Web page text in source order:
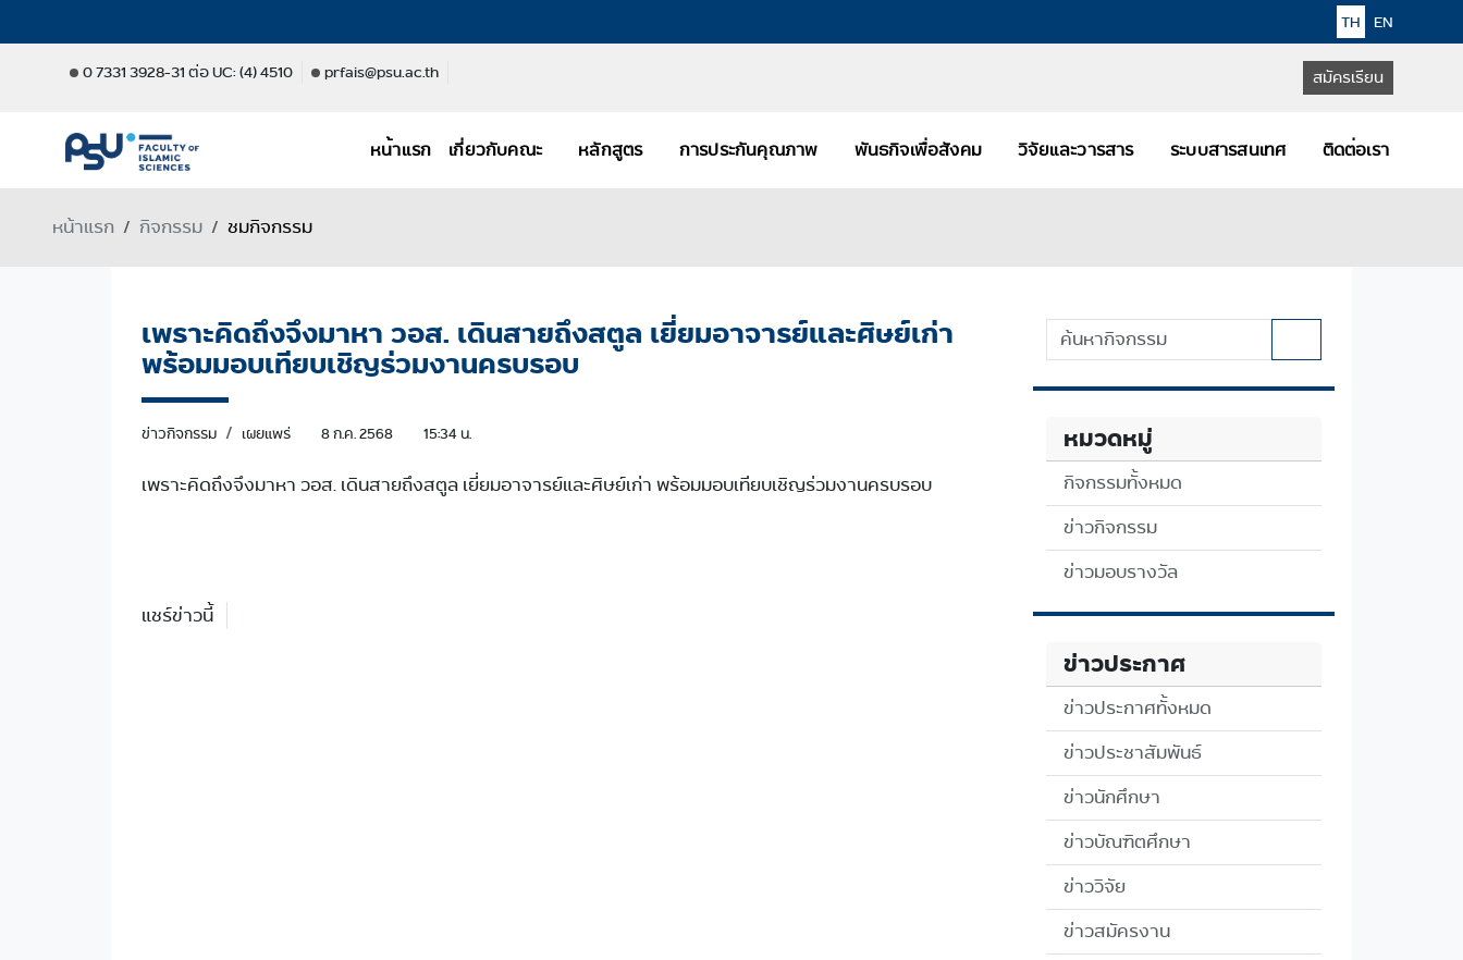
TH EN
0 7331 3928-31 ต่อ UC: (4) 4510 prfais@psu.ac.th สมัครเรียน
หน้าแรก เกี่ยวกับคณะ หลักสูตร การประกันคุณภาพ พันธกิจเพื่อสังคม วิจัยและวารสาร ระบบสารสนเทศ ติดต่อเรา
หน้าแรก กิจกรรม ชมกิจกรรม
เพราะคิดถึงจึงมาหา วอส. เดินสายถึงสตูล เยี่ยมอาจารย์และศิษย์เก่า
พร้อมมอบเทียบเชิญร่วมงานครบรอบ
ข่าวกิจกรรม เผยแพร่ 8 ก.ค. 2568 15:34 น.
เพราะคิดถึงจึงมาหา วอส. เดินสายถึงสตูล เยี่ยมอาจารย์และศิษย์เก่า พร้อมมอบเทียบเชิญร่วมงานครบรอบ
แชร์ข่าวนี้
หมวดหมู่
กิจกรรมทั้งหมด
ข่าวกิจกรรม
ข่าวมอบรางวัล
ข่าวประกาศ
ข่าวประกาศทั้งหมด
ข่าวประชาสัมพันธ์
ข่าวนักศึกษา
ข่าวบัณฑิตศึกษา
ข่าววิจัย
ข่าวสมัครงาน